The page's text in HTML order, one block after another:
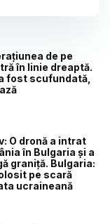
de pe
în linie dreaptă.
fost scufundată,
O dronă a intrat
în Bulgaria și a
graniță. Bulgaria:
pe scară
ucraineană